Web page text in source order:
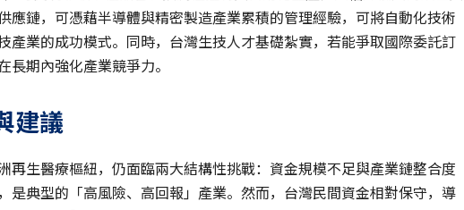
應鏈，可憑藉半導體與精密製造產業累積的管理經驗，可將自動化技術
產業的成功模式。同時，台灣生技人才基礎紮實，若能爭取國際委託訂
期內強化產業競爭力。
建議
再生醫療樞紐，仍面臨兩大結構性挑戰：資金規模不足與產業鏈整合度
是典型的「高風險、高回報」產業。然而，台灣民間資金相對保守，導